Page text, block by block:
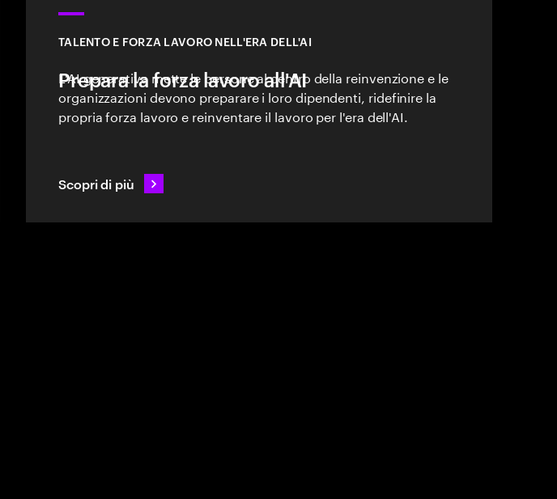
TALENTO E FORZA LAVORO NELL'ERA DELL'AI
Prepara la forza lavoro all'AI
L'AI generativa mette le persone al centro della reinvenzione e le
organizzazioni devono preparare i loro dipendenti, ridefinire la
propria forza lavoro e reinventare il lavoro per l'era dell'AI.
Scopri di più